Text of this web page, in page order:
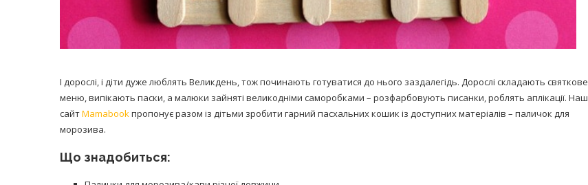
І дорослі, і діти дуже люблять Великдень, тож починають готуватися до нього заздалегідь. Дорослі складають святкове
меню, випікають паски, а малюки зайняті великодніми саморобками – розфарбовують писанки, роблять аплікації. Наш
сайтMamabookпропонує разом із дітьми зробити гарний пасхальних кошик із доступних матеріалів – паличок для
морозива.
Що знадобиться: